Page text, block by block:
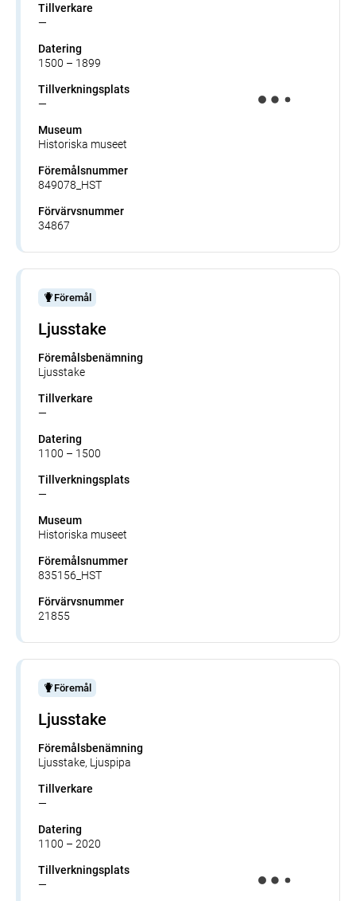
Tillverkare
—
Datering
1500 – 1899
Tillverkningsplats
—
Museum
Historiska museet
Föremålsnummer
849078_HST
Förvärvsnummer
34867
Föremål
Ljusstake
Föremålsbenämning
Ljusstake
Tillverkare
—
Datering
1100 – 1500
Tillverkningsplats
—
Museum
Historiska museet
Föremålsnummer
835156_HST
Förvärvsnummer
21855
Föremål
Ljusstake
Föremålsbenämning
Ljusstake, Ljuspipa
Tillverkare
—
Datering
1100 – 2020
Tillverkningsplats
—